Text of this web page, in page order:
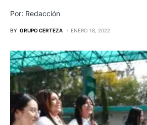
Por: Redacción
BY GRUPO CERTEZA ENERO 18, 2022